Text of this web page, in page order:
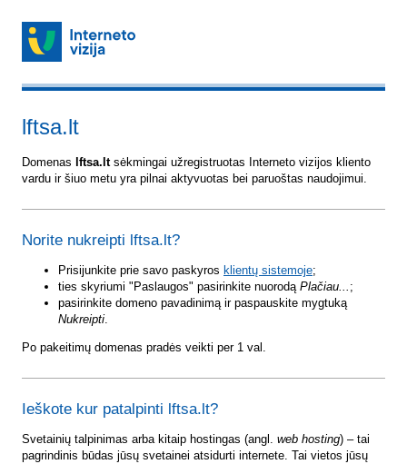
lftsa.lt
Domenas lftsa.ltsėkmingai užregistruotas Interneto vizijos kliento
vardu ir šiuo metu yra pilnai aktyvuotas bei paruoštas naudojimui.
Norite nukreipti lftsa.lt?
Prisijunkite prie savo paskyros klientų sistemoje;
ties skyriumi "Paslaugos" pasirinkite nuorodą Plačiau... ;
pasirinkite domeno pavadinimą ir paspauskite mygtuką
Nukreipti.
Po pakeitimų domenas pradės veikti per 1 val.
Ieškote kur patalpinti lftsa.lt?
Svetainių talpinimas arba kitaip hostingas (angl. web hosting) – tai
pagrindinis būdas jūsų svetainei atsidurti internete. Tai vietos jūsų